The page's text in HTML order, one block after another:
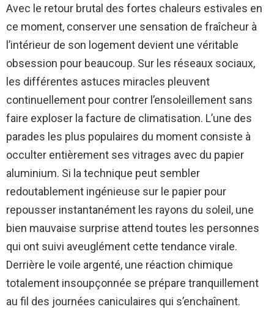
Avec le retour brutal des fortes chaleurs estivales en
ce moment, conserver une sensation de fraîcheur à
l’intérieur de son logement devient une véritable
obsession pour beaucoup. Sur les réseaux sociaux,
les différentes astuces miracles pleuvent
continuellement pour contrer l’ensoleillement sans
faire exploser la facture de climatisation. L’une des
parades les plus populaires du moment consiste à
occulter entièrement ses vitrages avec du papier
aluminium. Si la technique peut sembler
redoutablement ingénieuse sur le papier pour
repousser instantanément les rayons du soleil, une
bien mauvaise surprise attend toutes les personnes
qui ont suivi aveuglément cette tendance virale.
Derrière le voile argenté, une réaction chimique
totalement insoupçonnée se prépare tranquillement
au fil des journées caniculaires qui s’enchaînent.